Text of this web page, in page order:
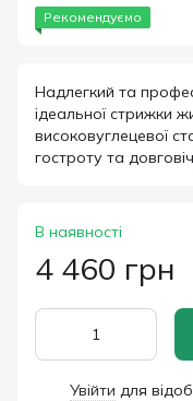
Рекомендуємо
Надлегкий та
ідеальної стрижки
високовуглецевої
гостроту та
В наявності
4 460 грн
Увійти для